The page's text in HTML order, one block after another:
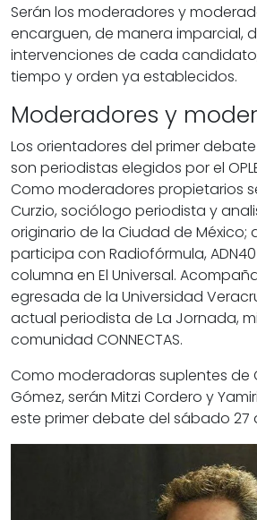
Serán los moderadores y
encarguen, de manera imparcial,
intervenciones de cada
tiempo y orden ya establecidos.
Moderadores y
Los orientadores del primer debate
son periodistas elegidos por el
Como moderadores propietarios
Curzio, sociólogo periodista y
originario de la Ciudad de México;
participa con Radiofórmula,
columna en El Universal.
egresada de la Universidad
actual periodista de La Jornada,
comunidad CONNECTAS.
Como moderadoras suplentes de
Gómez, serán Mitzi Cordero y
este primer debate del sábado 27